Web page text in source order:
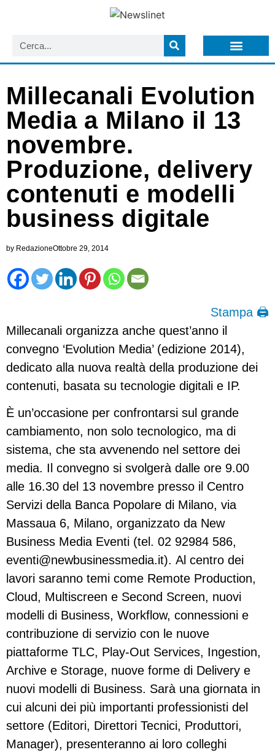
Millecanali Evolution
Media a Milano il 13
novembre.
Produzione, delivery
contenuti e modelli
business digitale
by RedazioneOttobre 29, 2014
Stampa 🖨
Millecanali organizza anche quest’anno il
convegno ‘Evolution Media’ (edizione 2014),
dedicato alla nuova realtà della produzione dei
contenuti, basata su tecnologie digitali e IP.
È un’occasione per confrontarsi sul grande
cambiamento, non solo tecnologico, ma di
sistema, che sta avvenendo nel settore dei
media. Il convegno si svolgerà dalle ore 9.00
alle 16.30 del 13 novembre presso il Centro
Servizi della Banca Popolare di Milano, via
Massaua 6, Milano, organizzato da New
Business Media Eventi (tel. 02 92984 586,
eventi@newbusinessmedia.it). Al centro dei
lavori saranno temi come Remote Production,
Cloud, Multiscreen e Second Screen, nuovi
modelli di Business, Workflow, connessioni e
contribuzione di servizio con le nuove
piattaforme TLC, Play-Out Services, Ingestion,
Archive e Storage, nuove forme di Delivery e
nuovi modelli di Business. Sarà una giornata in
cui alcuni dei più importanti professionisti del
settore (Editori, Direttori Tecnici, Produttori,
Manager), presenteranno ai loro colleghi